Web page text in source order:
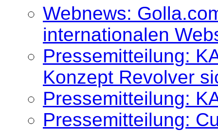
Webnews:
internationalen
Pressemitteilung:
Konzept Revolver
Pressemitteilung:
Pressemitteilung: